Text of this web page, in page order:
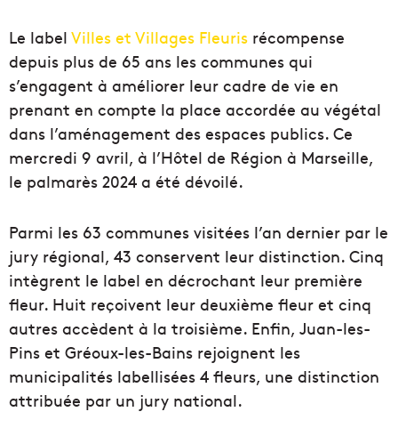
Le label Villes et Villages Fleuris récompense
depuis plus de 65 ans les communes qui
s’engagent à améliorer leur cadre de vie en
prenant en compte la place accordée au végétal
dans l’aménagement des espaces publics. Ce
mercredi 9 avril, à l’Hôtel de Région à Marseille,
le palmarès 2024 a été dévoilé.
Parmi les 63 communes visitées l’an dernier par le
jury régional, 43 conservent leur distinction. Cinq
intègrent le label en décrochant leur première
fleur. Huit reçoivent leur deuxième fleur et cinq
autres accèdent à la troisième. Enfin, Juan-les-
Pins et Gréoux-les-Bains rejoignent les
municipalités labellisées 4 fleurs, une distinction
attribuée par un jury national.